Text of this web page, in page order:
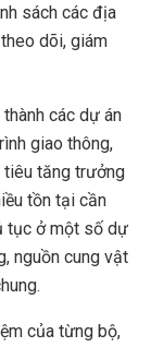
sách các địa
dõi, giám
các dự án
giao thông,
tăng trưởng
tồn tại cần
tục ở một số dự
nguồn cung vật
của từng bộ,